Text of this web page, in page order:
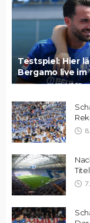
Testspiel: Hier
Bergamo live
Titel